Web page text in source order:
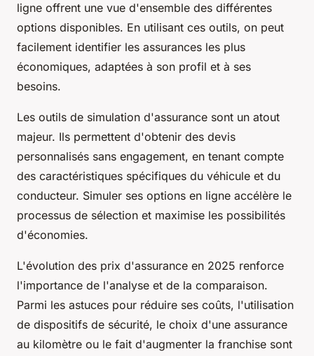
ligne offrent une vue d'ensemble des différentes
options disponibles. En utilisant ces outils, on peut
facilement identifier les assurances les plus
économiques, adaptées à son profil et à ses
besoins.
Les outils de simulation d'assurance sont un atout
majeur. Ils permettent d'obtenir des devis
personnalisés sans engagement, en tenant compte
des caractéristiques spécifiques du véhicule et du
conducteur. Simuler ses options en ligne accélère le
processus de sélection et maximise les possibilités
d'économies.
L'évolution des prix d'assurance en 2025 renforce
l'importance de l'analyse et de la comparaison.
Parmi les astuces pour réduire ses coûts, l'utilisation
de dispositifs de sécurité, le choix d'une assurance
au kilomètre ou le fait d'augmenter la franchise sont